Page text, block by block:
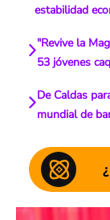
estabilidad
"Revive la
53 jóvenes
De Caldas
mundial de